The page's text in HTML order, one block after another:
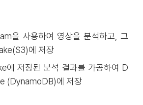
을 사용하여 영상을 분석하고, 그
에 저장
에 저장된 분석 결과를 가공하여 D
(DynamoDB)에 저장